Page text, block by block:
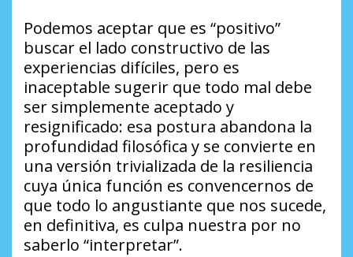
Podemos aceptar que es “positivo”
buscar el lado constructivo de las
experiencias difíciles, pero es
inaceptable sugerir que todo mal debe
ser simplemente aceptado y
resignificado: esa postura abandona la
profundidad filosófica y se convierte en
una versión trivializada de la resiliencia
cuya única función es convencernos de
que todo lo angustiante que nos sucede,
en definitiva, es culpa nuestra por no
saberlo “interpretar”.